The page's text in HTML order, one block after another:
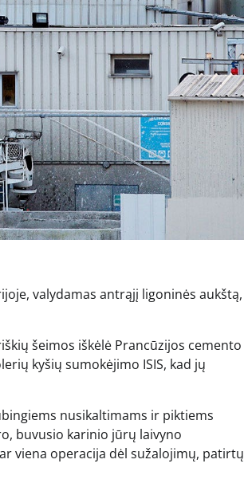
valydamas antrąjį ligoninės aukštą,
šeimos iškėlė Prancūzijos cemento
kyšių sumokėjimo ISIS, kad jų
nusikaltimams ir piktiems
buvusio karinio jūrų laivyno
viena operacija dėl sužalojimų, patirtų